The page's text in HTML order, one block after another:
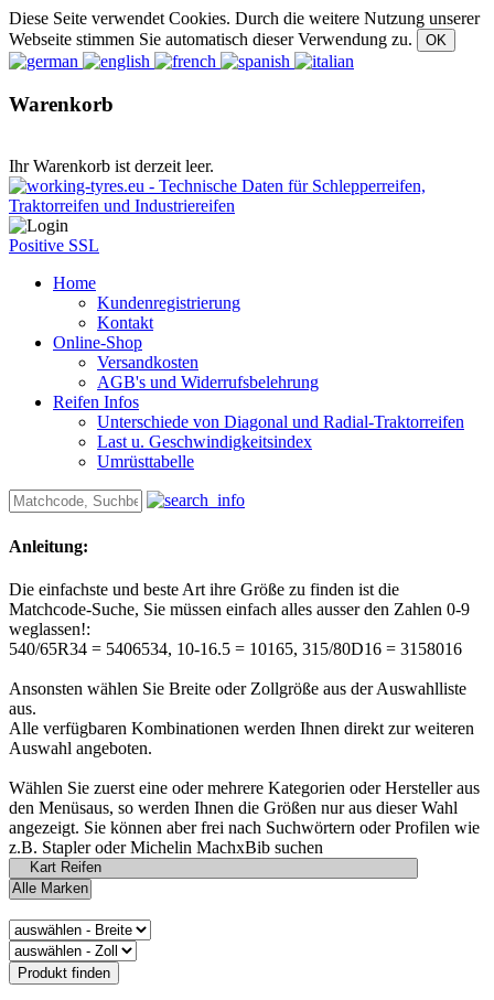
Diese Seite verwendet Cookies. Durch die weitere Nutzung unserer
Webseite stimmen Sie automatisch dieser Verwendung zu.
Warenkorb
Ihr Warenkorb ist derzeit leer.
Positive SSL
Home
Kundenregistrierung
Kontakt
Online-Shop
Versandkosten
AGB's und Widerrufsbelehrung
Reifen Infos
Unterschiede von Diagonal und Radial-Traktorreifen
Last u. Geschwindigkeitsindex
Umrüsttabelle
Anleitung:
Die einfachste und beste Art ihre Größe zu finden ist die
Matchcode-Suche, Sie müssen einfach alles ausser den Zahlen 0-9
weglassen!:
540/65R34 = 5406534, 10-16.5 = 10165, 315/80D16 = 3158016
Ansonsten wählen Sie Breite oder Zollgröße aus der Auswahlliste
aus.
Alle verfügbaren Kombinationen werden Ihnen direkt zur weiteren
Auswahl angeboten.
Wählen Sie zuerst eine oder mehrere Kategorien oder Hersteller aus
den Menüsaus, so werden Ihnen die Größen nur aus dieser Wahl
angezeigt. Sie können aber frei nach Suchwörtern oder Profilen wie
z.B. Stapler oder Michelin MachxBib suchen